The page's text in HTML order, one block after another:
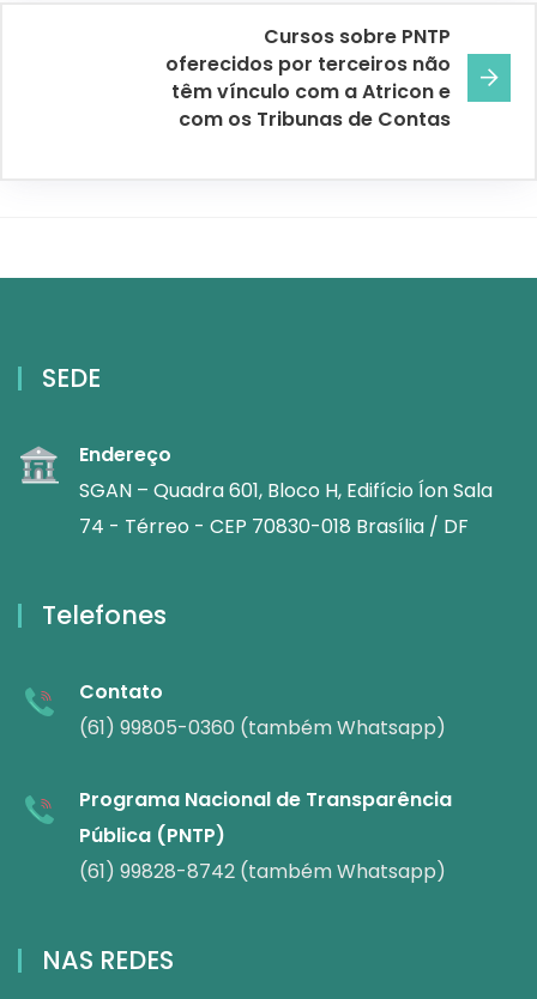
Cursos sobre PNTP
oferecidos por terceiros não
têm vínculo com a Atricon e
com os Tribunas de Contas
SEDE
Endereço
SGAN – Quadra 601, Bloco H, Edifício Íon Sala
74 - Térreo - CEP 70830-018 Brasília / DF
Telefones
Contato
(61) 99805-0360 (também Whatsapp)
Programa Nacional de Transparência
Pública (PNTP)
(61) 99828-8742 (também Whatsapp)
NAS REDES